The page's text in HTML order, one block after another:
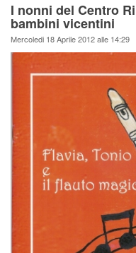
I nonni del Centro
bambini vicentini
Mercoledi 18 Aprile 2012 alle 14:29